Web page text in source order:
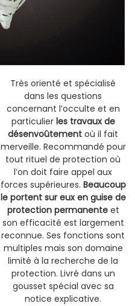
Très orienté et spécialisé
dans les questions
concernant l’occulte et en
particulier les travaux de
désenvoûtement où il fait
merveille. Recommandé pour
tout rituel de protection où
l’on doit faire appel aux
forces supérieures. Beaucoup
le portent sur eux en guise de
protection permanente et
son efficacité est largement
reconnue. Ses fonctions sont
multiples mais son domaine
limité à la recherche de la
protection. Livré dans un
gousset spécial avec sa
notice explicative.